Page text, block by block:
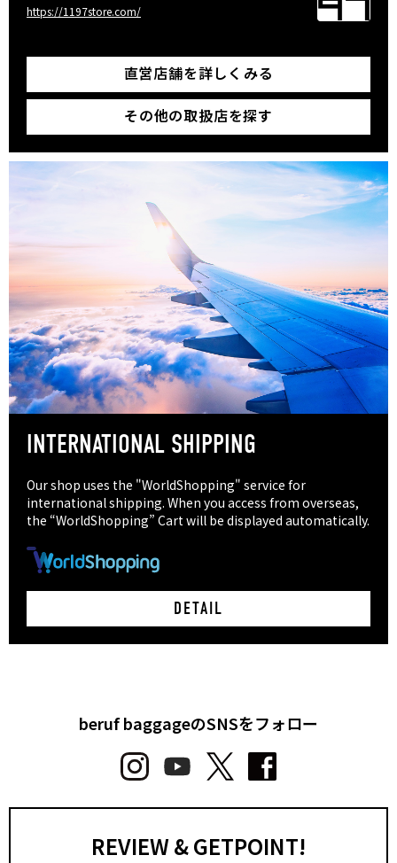
https://1197store.com/
直営店舗を詳しくみる
その他の取扱店を探す
INTERNATIONAL SHIPPING
Our shop uses the "WorldShopping" service for
international shipping. When you access from overseas,
the “WorldShopping” Cart will be displayed automatically.
DETAIL
beruf baggageのSNSをフォロー
REVIEW & GETPOINT!